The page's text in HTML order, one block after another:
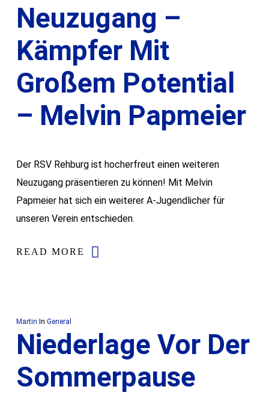
Neuzugang –
Kämpfer Mit
Großem Potential
– Melvin Papmeier
Der RSV Rehburg ist hocherfreut einen weiteren
Neuzugang präsentieren zu können! Mit Melvin
Papmeier hat sich ein weiterer A-Jugendlicher für
unseren Verein entschieden.
READ MORE
Martin In General
Niederlage Vor Der
Sommerpause